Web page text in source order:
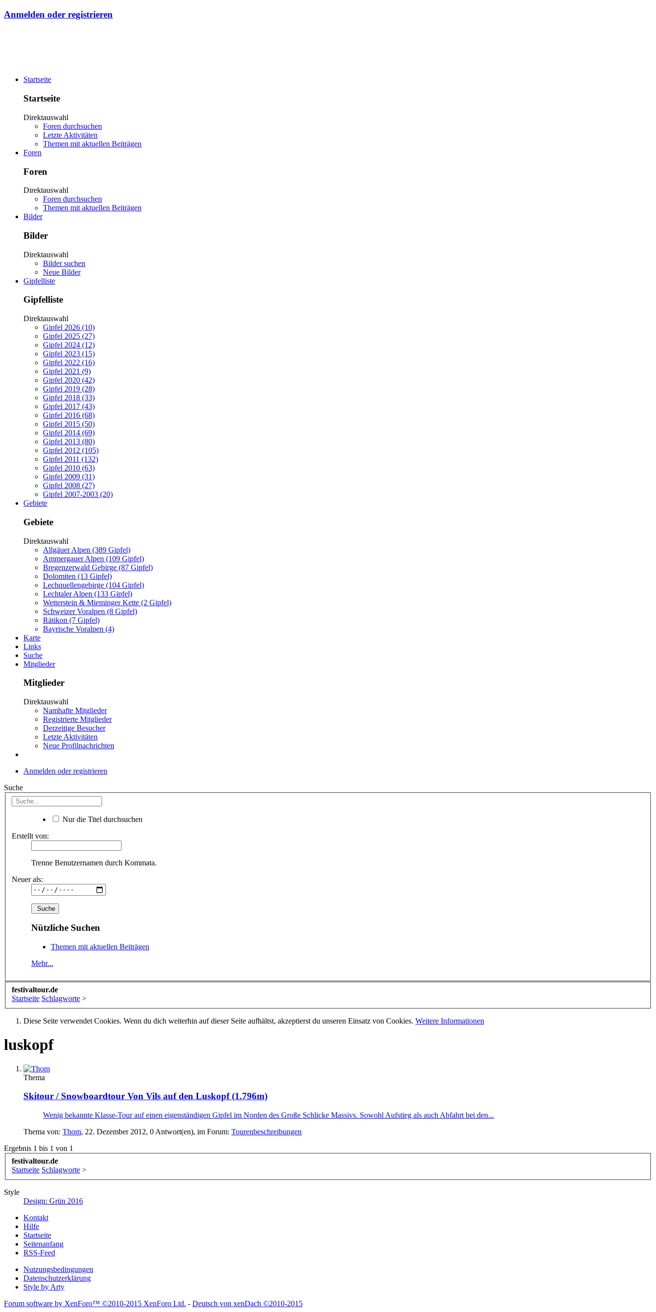
Anmelden oder registrieren
Startseite
Startseite
Direktauswahl
Foren durchsuchen
Letzte Aktivitäten
Themen mit aktuellen Beiträgen
Foren
Foren
Direktauswahl
Foren durchsuchen
Themen mit aktuellen Beiträgen
Bilder
Bilder
Direktauswahl
Bilder suchen
Neue Bilder
Gipfelliste
Gipfelliste
Direktauswahl
Gipfel 2026 (10)
Gipfel 2025 (27)
Gipfel 2024 (12)
Gipfel 2023 (15)
Gipfel 2022 (16)
Gipfel 2021 (9)
Gipfel 2020 (42)
Gipfel 2019 (28)
Gipfel 2018 (33)
Gipfel 2017 (43)
Gipfel 2016 (68)
Gipfel 2015 (50)
Gipfel 2014 (69)
Gipfel 2013 (80)
Gipfel 2012 (105)
Gipfel 2011 (132)
Gipfel 2010 (63)
Gipfel 2009 (31)
Gipfel 2008 (27)
Gipfel 2007-2003 (20)
Gebiete
Gebiete
Direktauswahl
Allgäuer Alpen (389 Gipfel)
Ammergauer Alpen (109 Gipfel)
Bregenzerwald Gebirge (87 Gipfel)
Dolomiten (13 Gipfel)
Lechquellengebirge (104 Gipfel)
Lechtaler Alpen (133 Gipfel)
Wetterstein & Mieminger Kette (2 Gipfel)
Schweizer Voralpen (8 Gipfel)
Rätikon (7 Gipfel)
Bayrische Voralpen (4)
Karte
Links
Suche
Mitglieder
Mitglieder
Direktauswahl
Namhafte Mitglieder
Registrierte Mitglieder
Derzeitige Besucher
Letzte Aktivitäten
Neue Profilnachrichten
Anmelden oder registrieren
Suche
Nur die Titel durchsuchen
Erstellt von:
Trenne Benutzernamen durch Kommata.
Neuer als:
Nützliche Suchen
Themen mit aktuellen Beiträgen
Mehr...
festivaltour.de
Startseite Schlagworte >
Diese Seite verwendet Cookies. Wenn du dich weiterhin auf dieser Seite aufhältst, akzeptierst du unseren Einsatz von Cookies. Weitere Informationen
luskopf
Thema
Skitour / Snowboardtour Von Vils auf den Luskopf (1.796m)
Wenig bekannte Klasse-Tour auf einen eigenständigen Gipfel im Norden des Große Schlicke Massivs. Sowohl Aufstieg als auch Abfahrt bei den...
Thema von: Thom, 22. Dezember 2012, 0 Antwort(en), im Forum: Tourenbeschreibungen
Ergebnis 1 bis 1 von 1
festivaltour.de
Startseite Schlagworte >
Style
Design: Grün 2016
Kontakt
Hilfe
Startseite
Seitenanfang
RSS-Feed
Nutzungsbedingungen
Datenschutzerklärung
Style by Arty
Forum software by XenForo™ ©2010-2015 XenForo Ltd. - Deutsch von xenDach ©2010-2015